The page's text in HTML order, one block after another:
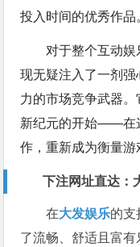
投入时间的优秀作品
对于整个互动
现无疑注入了一剂
力的市场竞争武器
新纪元的开始——在
作，重新成为衡量游
下注网址直达：
在大发娱乐的支
了流畅、舒适且富